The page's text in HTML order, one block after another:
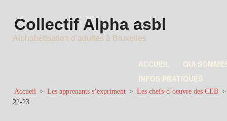
Collectif Alpha asbl
Alphabétisation d’adultes à Bruxelles
ACCUEIL
QUI
INFOS PRATIQUES
Accueil > Les apprenants s’expriment > Les chefs-d’oeuvre des CEB
22-23